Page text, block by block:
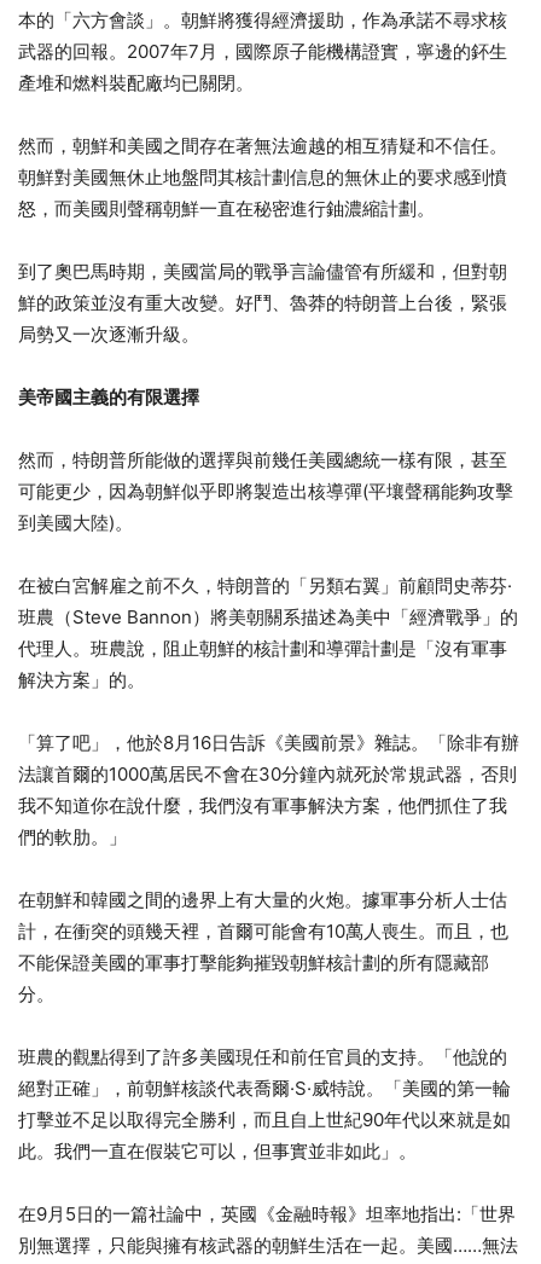
本的「六方會談」。朝鮮將獲得經濟援助，作為承諾不尋求核
武器的回報。2007年7月，國際原子能機構證實，寧邊的鈈生
產堆和燃料裝配廠均已關閉。
然而，朝鮮和美國之間存在著無法逾越的相互猜疑和不信任。
朝鮮對美國無休止地盤問其核計劃信息的無休止的要求感到憤
怒，而美國則聲稱朝鮮一直在秘密進行鈾濃縮計劃。
到了奧巴馬時期，美國當局的戰爭言論儘管有所緩和，但對朝
鮮的政策並沒有重大改變。好鬥、魯莽的特朗普上台後，緊張
局勢又一次逐漸升級。
美帝國主義的有限選擇
然而，特朗普所能做的選擇與前幾任美國總統一樣有限，甚至
可能更少，因為朝鮮似乎即將製造出核導彈(平壤聲稱能夠攻擊
到美國大陸)。
在被白宮解雇之前不久，特朗普的「另類右翼」前顧問史蒂芬·
班農（Steve Bannon）將美朝關系描述為美中「經濟戰爭」的
代理人。班農說，阻止朝鮮的核計劃和導彈計劃是「沒有軍事
解決方案」的。
「算了吧」，他於8月16日告訴《美國前景》雜誌。「除非有辦
法讓首爾的1000萬居民不會在30分鐘內就死於常規武器，否則
我不知道你在說什麼，我們沒有軍事解決方案，他們抓住了我
們的軟肋。」
在朝鮮和韓國之間的邊界上有大量的火炮。據軍事分析人士估
計，在衝突的頭幾天裡，首爾可能會有10萬人喪生。而且，也
不能保證美國的軍事打擊能夠摧毀朝鮮核計劃的所有隱藏部
分。
班農的觀點得到了許多美國現任和前任官員的支持。「他說的
絕對正確」，前朝鮮核談代表喬爾·S·威特說。「美國的第一輪
打擊並不足以取得完全勝利，而且自上世紀90年代以來就是如
此。我們一直在假裝它可以，但事實並非如此」。
在9月5日的一篇社論中，英國《金融時報》坦率地指出:「世界
別無選擇，只能與擁有核武器的朝鮮生活在一起。美國……無法